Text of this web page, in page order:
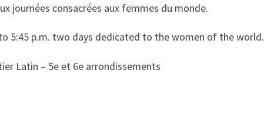
journées consacrées aux femmes du monde.
5:45 p.m. two days dedicated to the women of the world.
Latin – 5e et 6e arrondissements